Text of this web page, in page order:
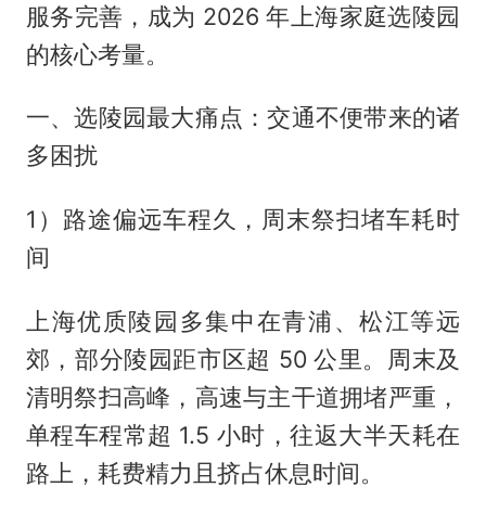
服务完善，成为 2026 年上海家庭选陵园
的核心考量。
一、选陵园最大痛点：交通不便带来的诸
多困扰
1）路途偏远车程久，周末祭扫堵车耗时
间
上海优质陵园多集中在青浦、松江等远
郊，部分陵园距市区超 50 公里。周末及
清明祭扫高峰，高速与主干道拥堵严重，
单程车程常超 1.5 小时，往返大半天耗在
路上，耗费精力且挤占休息时间。